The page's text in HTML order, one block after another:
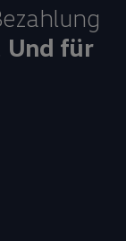
Und für